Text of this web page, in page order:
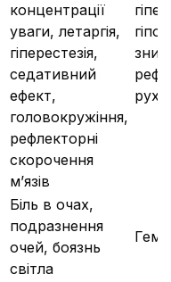
концентрації
уваги, летаргія,
гіперестезія,
седативний
ефект,
головокружіння,
рефлекторні
скорочення
м’язів
Біль в очах,
подразнення
очей, боязнь
світла